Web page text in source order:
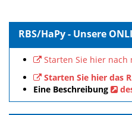
RBS/HaPy - Unsere
Starten Sie hier nach
Starten Sie hier das
Eine Beschreibung